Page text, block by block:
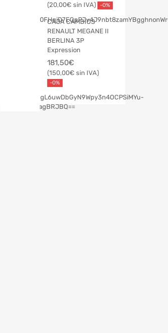
20,00€ -0%
CAJA CAMBIOS
RENAULT MEGANE II
BERLINA 3P
Expression
181,50€
150,00€
-0%